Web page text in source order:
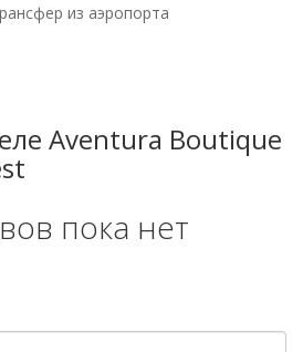
из аэропорта
Aventura Boutique
пока нет